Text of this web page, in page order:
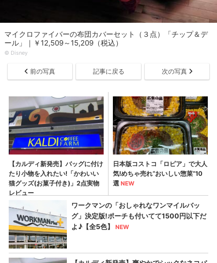
マイクロファイバーの布団カバーセット（３点）「チップ＆デ
ール」｜￥12,509～15,209（税込）
© Disney
前の写真 記事に戻る 次の写真